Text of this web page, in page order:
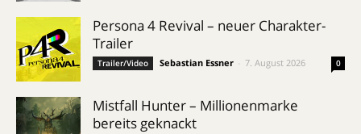
Persona 4 Revival – neuer Charakter-
Trailer
Trailer/Video Sebastian Essner 7. August 2026 0
Mistfall Hunter – Millionenmarke
bereits geknackt